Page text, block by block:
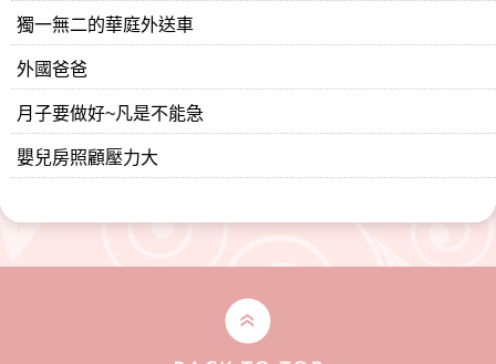
獨一無二的華庭外送車
外國爸爸
月子要做好~凡是不能急
嬰兒房照顧壓力大